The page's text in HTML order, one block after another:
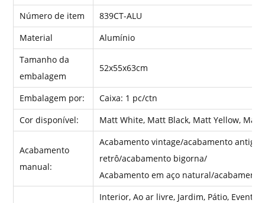
Número de item
839CT-ALU
Material
Alumínio
Tamanho da
embalagem
52x55x63cm
Embalagem por:
Caixa: 1 pc/ctn
Cor disponível:
Matt White, Matt Black, Matt Yellow,
Acabamento
manual:
Acabamento vintage/acabamento
retrô/acabamento bigorna/
Acabamento em aço natural/
Interior, Ao ar livre, Jardim, Pátio, Evento,